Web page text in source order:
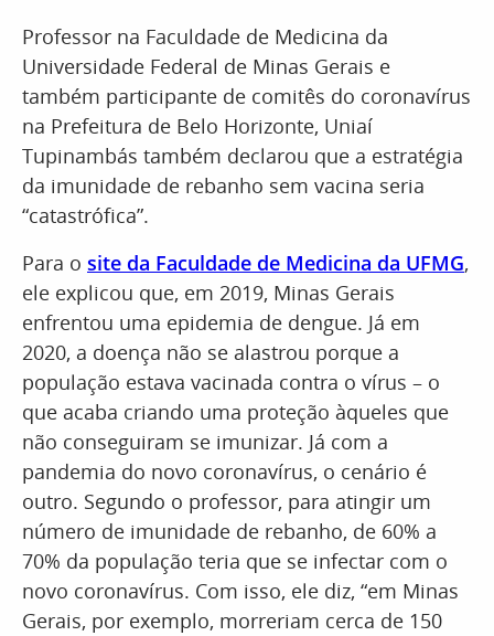
Professor na Faculdade de Medicina da
Universidade Federal de Minas Gerais e
também participante de comitês do coronavírus
na Prefeitura de Belo Horizonte, Uniaí
Tupinambás também declarou que a estratégia
da imunidade de rebanho sem vacina seria
“catastrófica”.
Para o site da Faculdade de Medicina da UFMG,
ele explicou que, em 2019, Minas Gerais
enfrentou uma epidemia de dengue. Já em
2020, a doença não se alastrou porque a
população estava vacinada contra o vírus – o
que acaba criando uma proteção àqueles que
não conseguiram se imunizar. Já com a
pandemia do novo coronavírus, o cenário é
outro. Segundo o professor, para atingir um
número de imunidade de rebanho, de 60% a
70% da população teria que se infectar com o
novo coronavírus. Com isso, ele diz, “em Minas
Gerais, por exemplo, morreriam cerca de 150